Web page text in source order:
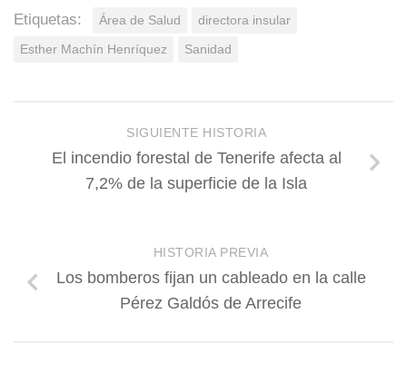
Etiquetas: Área de Salud
directora insular
Esther Machín Henríquez
Sanidad
SIGUIENTE HISTORIA
El incendio forestal de Tenerife afecta al
7,2% de la superficie de la Isla
HISTORIA PREVIA
Los bomberos fijan un cableado en la calle
Pérez Galdós de Arrecife